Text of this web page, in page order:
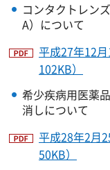
コンタクトレン
A）について
平成27年12
102KB）
希少疾病用医薬
消しについて
平成28年2月
50KB）